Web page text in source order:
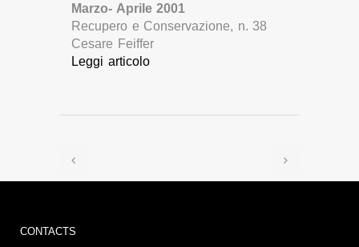
Marzo- Aprile 2001
Recupero e Conservazione, n. 38
Cesare Feiffer
Leggi articolo
CONTACTS